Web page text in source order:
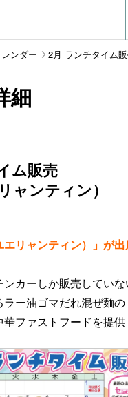
ンダー 2月 ランチタイム
細
ム販売
ャンティン）
リャンティン）」が出
カーしか販売してい
ー油ゴマだれ混ぜ麺
ファストフードを提供